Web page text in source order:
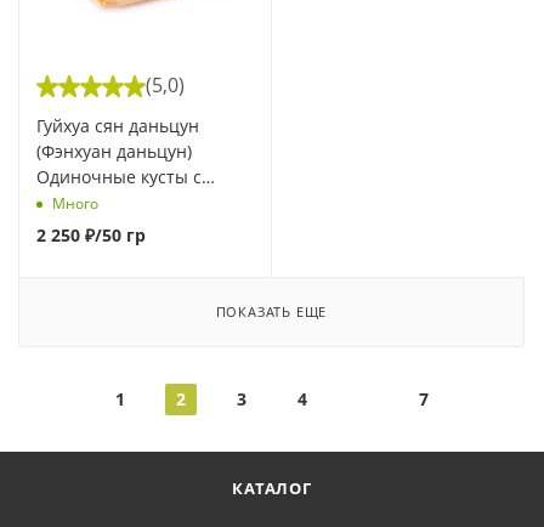
(5,0)
Гуйхуа сян даньцун
(Фэнхуан даньцун)
Одиночные кусты с
ароматом цветов
османтуса
Много
2 250 ₽/50 гр
ПОКАЗАТЬ ЕЩЕ
1 2 3 4 7
КАТАЛОГ